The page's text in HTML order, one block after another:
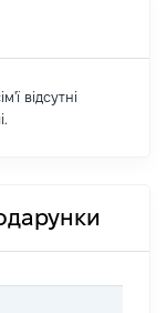
відсутні